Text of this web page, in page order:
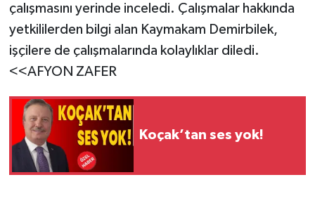
çalışmasını yerinde inceledi. Çalışmalar hakkında
yetkililerden bilgi alan Kaymakam Demirbilek,
işçilere de çalışmalarında kolaylıklar diledi.
<<AFYON ZAFER
Koçak’tan ses yok!